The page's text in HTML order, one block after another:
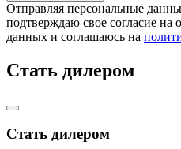
Отправляя персональные
подтверждаю свое согласие на
данных и соглашаюсь на
Стать дилером
Стать дилером